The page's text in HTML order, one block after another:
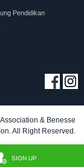
Pendidikan
& Benesse
All Right Reserved.
SIGN UP